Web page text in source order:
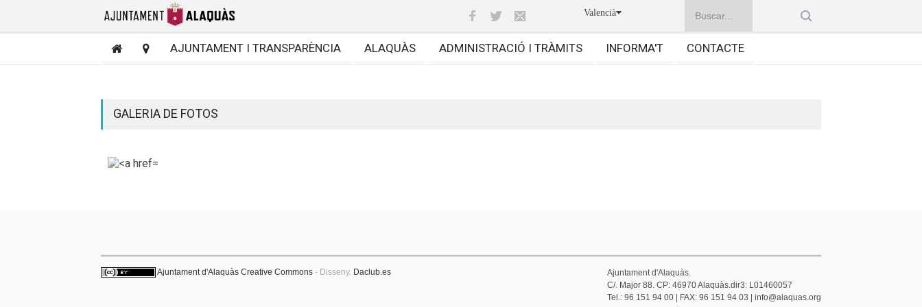
Valencià
AJUNTAMENT I TRANSPARÈNCIA ALAQUÀS ADMINISTRACIÓ I TRÀMITS INFORMA'T CONTACTE
GALERIA DE FOTOS
Ajuntament d'Alaquàs Creative Commons - Disseny. Daclub.es
Ajuntament d'Alaquàs.
C/. Major 88. CP: 46970 Alaquàs.dir3: L01460057
Tel.: 96 151 94 00 | FAX: 96 151 94 03 | info@alaquas.org